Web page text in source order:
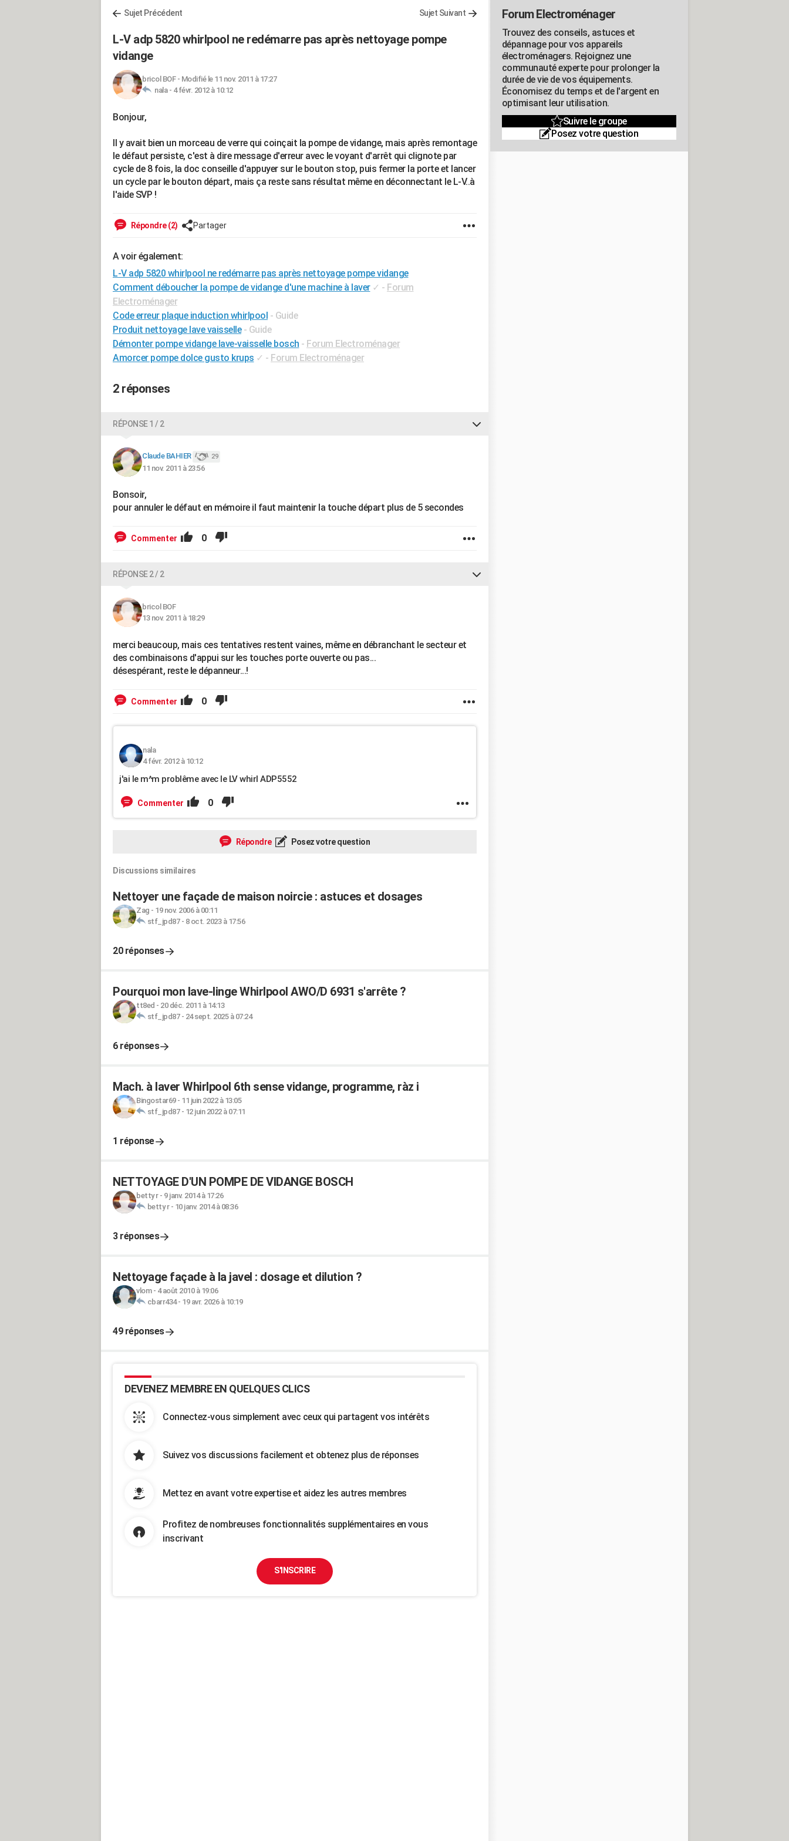
Sujet Précédent Sujet Suivant
L-V adp 5820 whirlpool ne redémarre pas après nettoyage pompe
vidange
bricol BOF- Modifié le 11 nov. 2011 à 17:27
nala - 4 févr. 2012 à 10:12
Bonjour,
Il y avait bien un morceau de verre qui coinçait la pompe de vidange, mais après remontage
le défaut persiste, c'est à dire message d'erreur avec le voyant d'arrêt qui clignote par
cycle de 8 fois, la doc conseille d'appuyer sur le bouton stop, puis fermer la porte et lancer
un cycle par le bouton départ, mais ça reste sans résultat même en déconnectant le L-V..à
l'aide SVP !
Répondre (2) Partager
A voir également:
L-V adp 5820 whirlpool ne redémarre pas après nettoyage pompe vidange
Comment déboucher la pompe de vidange d'une machine à laver ✓ - Forum
Electroménager
Code erreur plaque induction whirlpool - Guide
Produit nettoyage lave vaisselle - Guide
Démonter pompe vidange lave-vaisselle bosch - Forum Electroménager
Amorcer pompe dolce gusto krups ✓ - Forum Electroménager
2 réponses
RÉPONSE 1 / 2
Claude BAHIER 29
11 nov. 2011 à 23:56
Bonsoir,
pour annuler le défaut en mémoire il faut maintenir la touche départ plus de 5 secondes
Commenter 0
RÉPONSE 2 / 2
bricol BOF
13 nov. 2011 à 18:29
merci beaucoup, mais ces tentatives restent vaines, même en débranchant le secteur et
des combinaisons d'appui sur les touches porte ouverte ou pas...
désespérant, reste le dépanneur...!
Commenter 0
nala
4 févr. 2012 à 10:12
j'ai le m^m problême avec le LV whirl ADP5552
Commenter 0
Répondre Posez votre question
Discussions similaires
Nettoyer une façade de maison noircie : astuces et dosages
Zag - 19 nov. 2006 à 00:11
stf_jpd87- 8 oct. 2023 à 17:56
20 réponses
Pourquoi mon lave-linge Whirlpool AWO/D 6931 s'arrête ?
tt8ed - 20 déc. 2011 à 14:13
stf_jpd87- 24 sept. 2025 à 07:24
6 réponses
Mach. à laver Whirlpool 6th sense vidange, programme, ràz i
Bingostar69- 11 juin 2022 à 13:05
stf_jpd87- 12 juin 2022 à 07:11
1 réponse
NETTOYAGE D'UN POMPE DE VIDANGE BOSCH
betty r- 9 janv. 2014 à 17:26
betty r- 10 janv. 2014 à 08:36
3 réponses
Nettoyage façade à la javel : dosage et dilution ?
vlom- 4 août 2010 à 19:06
cbarr434- 19 avr. 2026 à 10:19
49 réponses
DEVENEZ MEMBRE EN QUELQUES CLICS
Connectez-vous simplement avec ceux qui partagent vos intérêts
Suivez vos discussions facilement et obtenez plus de réponses
Mettez en avant votre expertise et aidez les autres membres
Profitez de nombreuses fonctionnalités supplémentaires en vous
inscrivant
S'INSCRIRE
Forum Electroménager
Trouvez des conseils, astuces et
dépannage pour vos appareils
électroménagers. Rejoignez une
communauté experte pour prolonger la
durée de vie de vos équipements.
Économisez du temps et de l'argent en
optimisant leur utilisation.
Suivre le groupe
Posez votre question